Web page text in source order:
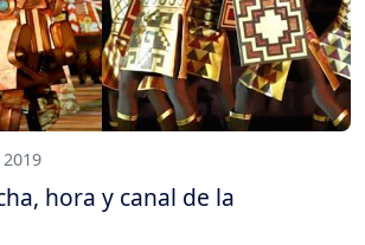
hora y canal de la